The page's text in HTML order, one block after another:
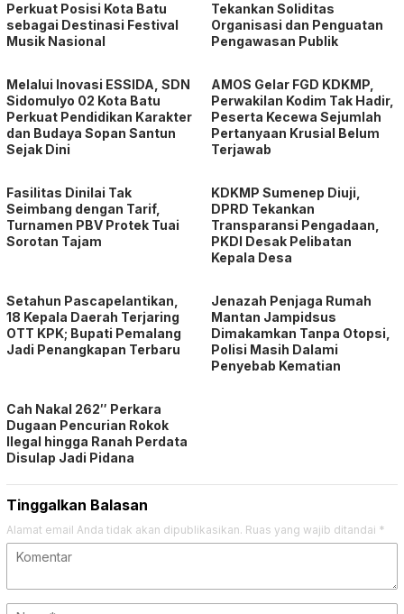
Perkuat Posisi Kota Batu
sebagai Destinasi Festival
Musik Nasional
Tekankan Soliditas
Organisasi dan Penguatan
Pengawasan Publik
Melalui Inovasi ESSIDA, SDN
Sidomulyo 02 Kota Batu
Perkuat Pendidikan Karakter
dan Budaya Sopan Santun
Sejak Dini
AMOS Gelar FGD KDKMP,
Perwakilan Kodim Tak Hadir,
Peserta Kecewa Sejumlah
Pertanyaan Krusial Belum
Terjawab
Fasilitas Dinilai Tak
Seimbang dengan Tarif,
Turnamen PBV Protek Tuai
Sorotan Tajam
KDKMP Sumenep Diuji,
DPRD Tekankan
Transparansi Pengadaan,
PKDI Desak Pelibatan
Kepala Desa
Setahun Pascapelantikan,
18 Kepala Daerah Terjaring
OTT KPK; Bupati Pemalang
Jadi Penangkapan Terbaru
Jenazah Penjaga Rumah
Mantan Jampidsus
Dimakamkan Tanpa Otopsi,
Polisi Masih Dalami
Penyebab Kematian
Cah Nakal 262″ Perkara
Dugaan Pencurian Rokok
Ilegal hingga Ranah Perdata
Disulap Jadi Pidana
Tinggalkan Balasan
Alamat email Anda tidak akan dipublikasikan. Ruas yang wajib ditandai *